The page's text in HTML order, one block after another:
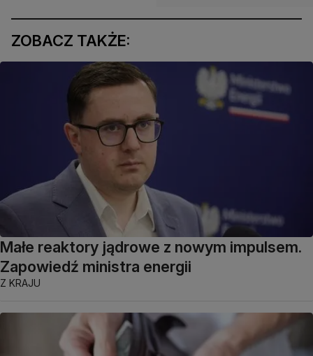
ZOBACZ TAKŻE:
Małe reaktory jądrowe z nowym impulsem.
Zapowiedź ministra energii
Z KRAJU